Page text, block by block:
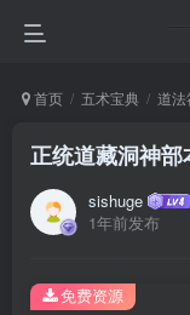
首页 五术宝典 道法
正统道藏洞神
sishuge
1年前发布
免费资源